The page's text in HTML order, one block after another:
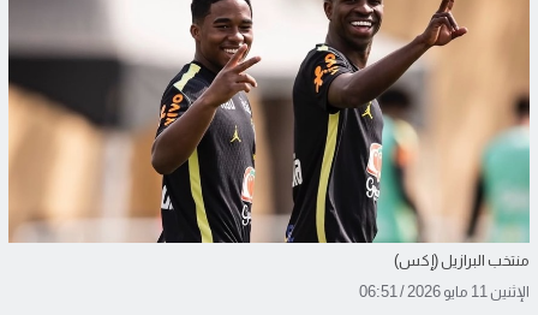
منتخب البرازيل (إكس)
الإثنين 11 مايو 2026 / 06:51